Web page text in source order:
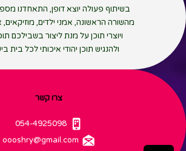
בשיתוף פעולה יוצא דופן, התאחדנו
מהשורה הראשונה, אמני ילדים,
ויוצרי תוכן על מנת ליצור בשבילכם
ולהנגיש תוכן יהודי איכותי לכל בית
צרו קשר
054-4925098
oooshry@gmail.com